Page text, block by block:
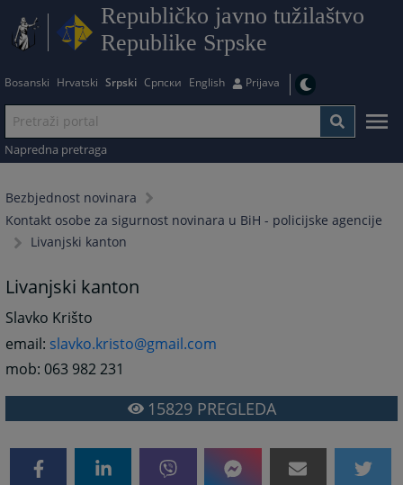
Republičko javno tužilaštvo
Republike Srpske
Bosanski Hrvatski Srpski Српски English Prijava
Napredna pretraga
Bezbjednost novinara
Kontakt osobe za sigurnost novinara u BiH - policijske agencije
Livanjski kanton
Livanjski kanton
Slavko Krišto
email: slavko.kristo@gmail.com
mob: 063 982 231
15829PREGLEDA